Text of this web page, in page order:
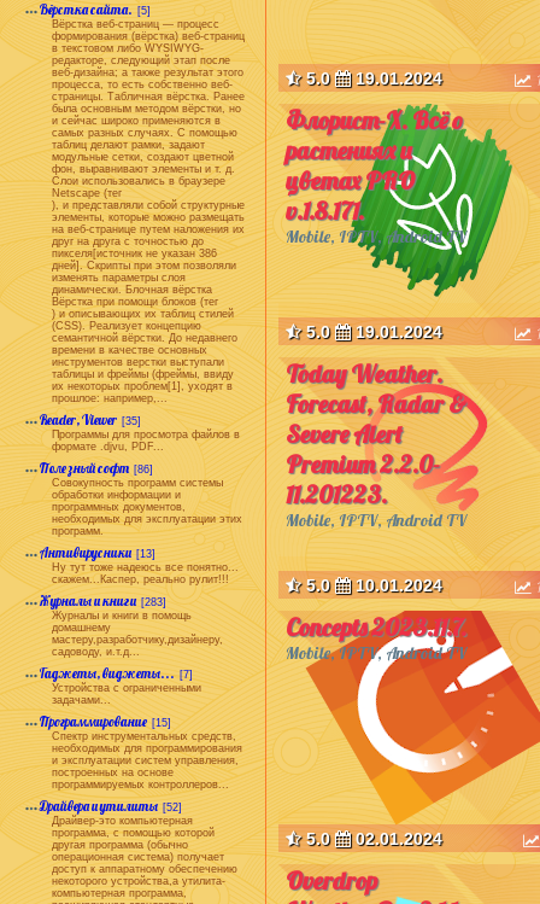
Вёрстка сайта. [5]
Вёрстка веб-страниц — процесс
формирования (вёрстка) веб-страниц
в текстовом либо WYSIWYG-
редакторе, следующий этап после
веб-дизайна; а также результат этого
процесса, то есть собственно веб-
страницы. Табличная вёрстка. Ранее
была основным методом вёрстки, но
и сейчас широко применяются в
самых разных случаях. С помощью
таблиц делают рамки, задают
модульные сетки, создают цветной
фон, выравнивают элементы и т. д.
Слои использовались в браузере
Netscape (тег
), и представляли собой структурные
элементы, которые можно размещать
на веб-странице путем наложения их
друг на друга с точностью до
пикселя[источник не указан 386
дней]. Скрипты при этом позволяли
изменять параметры слоя
динамически. Блочная вёрстка
Вёрстка при помощи блоков (тег
) и описывающих их таблиц стилей
(CSS). Реализует концепцию
семантичной вёрстки. До недавнего
времени в качестве основных
инструментов верстки выступали
таблицы и фреймы (фреймы, ввиду
их некоторых проблем[1], уходят в
прошлое: например,...
Reader, Viewer [35]
Программы для просмотра файлов в
формате .djvu, PDF...
Полезный софт [86]
Совокупность программ системы
обработки информации и
программных документов,
необходимых для эксплуатации этих
программ.
Антивирусники [13]
Ну тут тоже надеюсь все понятно...
скажем...Каспер, реально рулит!!!
Журналы и книги [283]
Журналы и книги в помощь
домашнему
мастеру,разработчику,дизайнеру,
садоводу, и.т.д...
Гаджеты, виджеты... [7]
Устройства с ограниченными
задачами...
Программирование [15]
Спектр инструментальных средств,
необходимых для программирования
и эксплуатации систем управления,
построенных на основе
программируемых контроллеров...
Драйвера и утилиты [52]
Драйвер-это компьютерная
программа, с помощью которой
другая программа (обычно
операционная система) получает
доступ к аппаратному обеспечению
некоторого устройства,а утилита-
компьютерная программа,
5.0 19.01.2024
Флорист-X. Всё о
растениях и
цветах PRO
v.1.8.171.
Mobile, IPTV, Android TV
5.0 19.01.2024
Today Weather.
Forecast, Radar &
Severe Alert
Premium 2.2.0-
11.201223.
Mobile, IPTV, Android TV
5.0 10.01.2024
Concepts 2023.11.7.
Mobile, IPTV, Android TV
5.0 02.01.2024
Overdrop